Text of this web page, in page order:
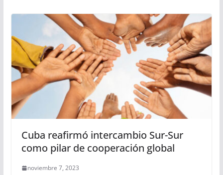
Cuba reafirmó intercambio Sur-Sur
como pilar de cooperación global
noviembre 7, 2023